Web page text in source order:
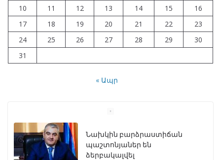
10
11 12 13 14 15
16
17
18 19 20 21 22
23
24
25 26 27 28 29
30
31
« Ապր
Նախկին բարձրաստիճան
պաշտոնյաներ են
ձերբակալվել